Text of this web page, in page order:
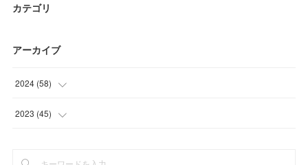
カテゴリ
アーカイブ
2024 (58)
(46 )
2023 (45)